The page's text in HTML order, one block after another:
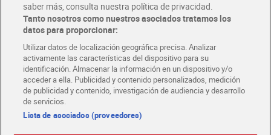
saber más, consulta nuestra política de privacidad.
Tanto nosotros como nuestros asociados tratamos los
datos para proporcionar:
Utilizar datos de localización geográfica precisa. Analizar
activamente las características del dispositivo para su
identificación. Almacenar la información en un dispositivo y/o
acceder a ella. Publicidad y contenido personalizados, medición
de publicidad y contenido, investigación de audiencia y desarrollo
de servicios.
Lista de asociados (proveedores)